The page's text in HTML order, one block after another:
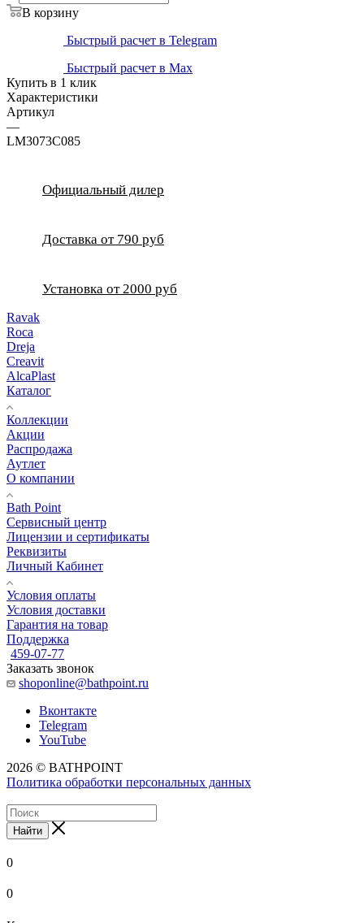
В корзину
Быстрый расчет в Telegram
Быстрый расчет в Max
Купить в 1 клик
Характеристики
Артикул
—
LM3073C085
Официальный дилер
Доставка от 790 руб
Установка от 2000 руб
Ravak
Roca
Dreja
Creavit
AlcaPlast
Каталог
Коллекции
Акции
Распродажа
Аутлет
О компании
Bath Point
Сервисный центр
Лицензии и сертификаты
Реквизиты
Личный Кабинет
Условия оплаты
Условия доставки
Гарантия на товар
Поддержка
459-07-77
Заказать звонок
shoponline@bathpoint.ru
Вконтакте
Telegram
YouTube
2026 © BATHPOINT
Политика обработки персональных данных
Найти
0
0